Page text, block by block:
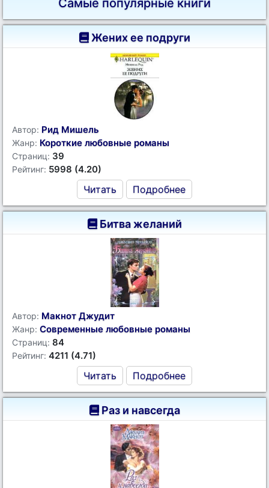
Самые популярные книги
Жених ее подруги
Автор: Рид Мишель
Жанр: Короткие любовные романы
Страниц: 39
Рейтинг: 5998 (4.20)
Читать Подробнее
Битва желаний
Автор: Макнот Джудит
Жанр: Современные любовные романы
Страниц: 84
Рейтинг: 4211 (4.71)
Читать Подробнее
Раз и навсегда